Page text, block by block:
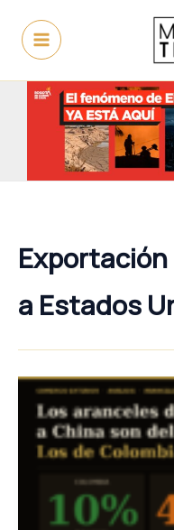
contenido
a Estados